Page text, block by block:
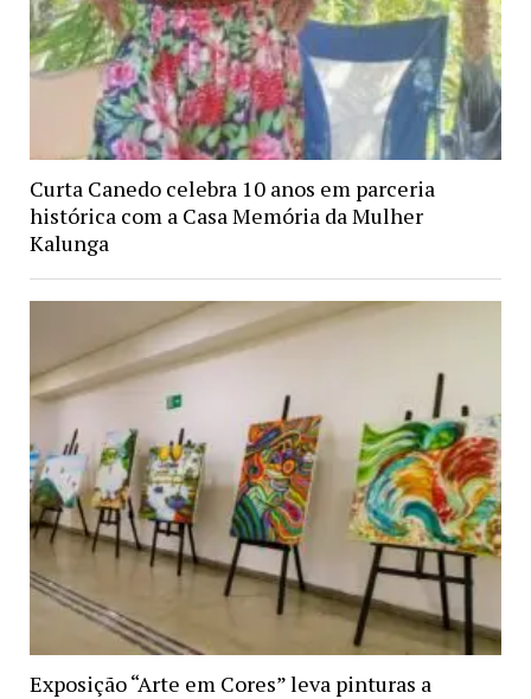
Curta Canedo celebra 10 anos em parceria
histórica com a Casa Memória da Mulher
Kalunga
Exposição “Arte em Cores” leva pinturas a